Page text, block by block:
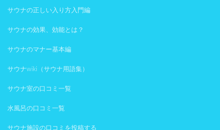
サウナの正しい入り方入門編
サウナの効果、効能とは？
サウナのマナー基本編
サウナwiki（サウナ用語集）
サウナ室の口コミ一覧
水風呂の口コミ一覧
サウナ施設の口コミを投稿する